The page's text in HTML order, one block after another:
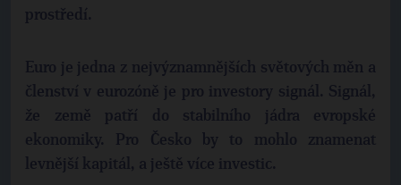
prostředí.
Euro je jedna z nejvýznamnějších světových měn a
členství v eurozóně je pro investory signál. Signál,
že země patří do stabilního jádra evropské
ekonomiky. Pro Česko by to mohlo znamenat
levnější kapitál, a ještě více investic.